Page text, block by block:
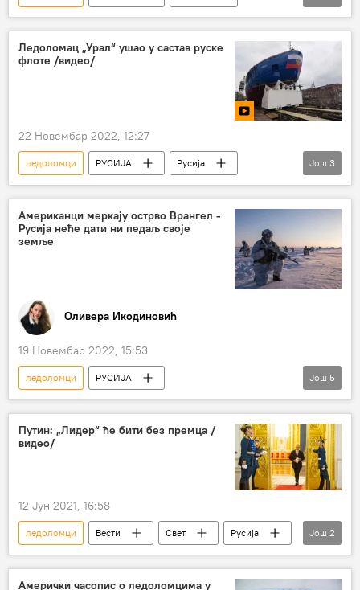
Русија – војска и наоружање
Инфографика
Ледоломац „Урал“ ушао у састав руске
флоте /видео/
22 Новембар 2022, 12:27
ледоломци РУСИЈА
Русија
Русија – војска и наоружање
руска флота
Владимир Путин
Још 3
Американци меркају острво Врангел -
Русија неће дати ни педаљ своје
земље
Оливера Икодиновић
19 Новембар 2022, 15:53
ледоломци
РУСИЈА
Русија – војска и наоружање
Русија – политика
САД
Арктик
Анализе и мишљења
Још 5
Путин: „Лидер“ ће бити без премца /
видео/
12 Јун 2021, 16:58
ледоломци Вести Свет
Русија
Владимир Путин
флота
Још 2
Амерички часопис о ледоломцима у